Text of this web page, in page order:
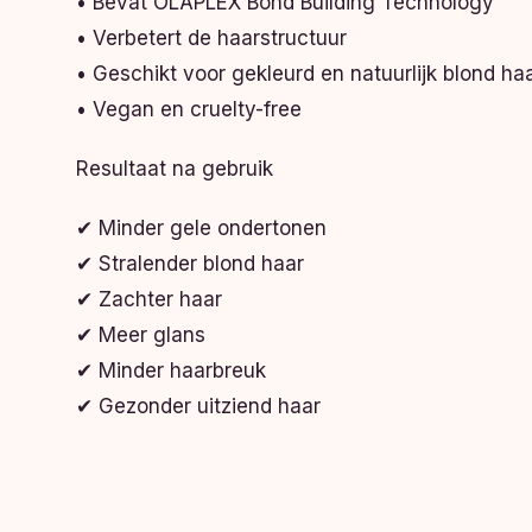
• Verbetert de haarstructuur
• Geschikt voor gekleurd en natuurlijk blond
• Vegan en cruelty-free
Resultaat na gebruik
✔ Minder gele ondertonen
✔ Stralender blond haar
✔ Zachter haar
✔ Meer glans
✔ Minder haarbreuk
✔ Gezonder uitziend haar